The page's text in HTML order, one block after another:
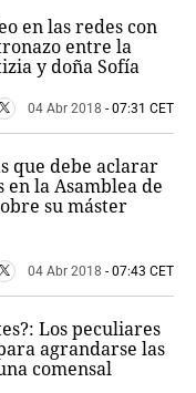
en las redes con
entre la
y doña Sofía
04 Abr 2018 - 07:31 CET
que debe aclarar
en la Asamblea de
su máster
04 Abr 2018 - 07:43 CET
Los peculiares
agrandarse las
comensal